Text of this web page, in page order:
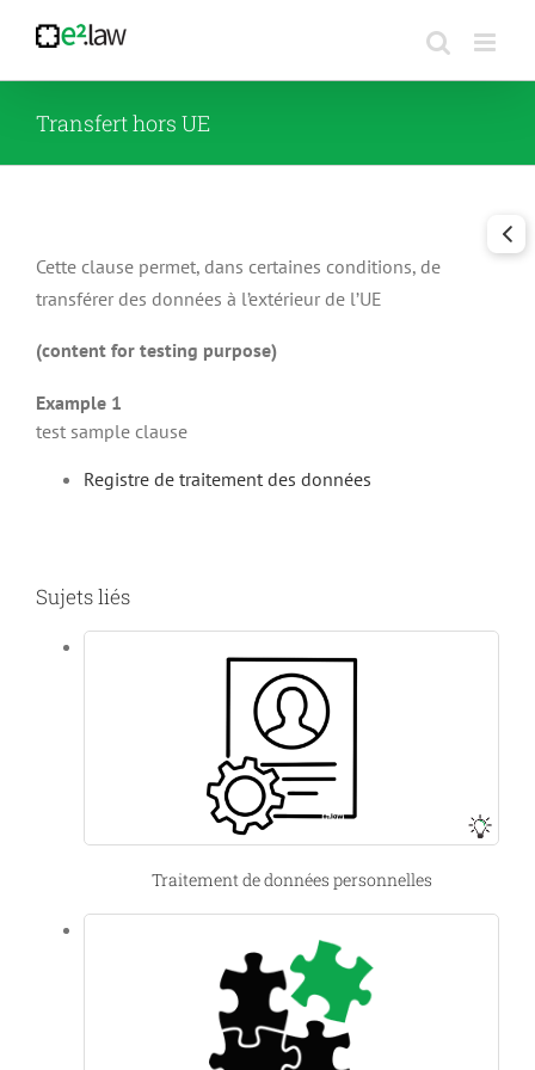
contenu
Transfert hors UE
Cette clause permet, dans certaines conditions, de
transférer des données à l’extérieur de l’UE
(content for testing purpose)
Example 1
test sample clause
Registre de traitement des données
Sujets liés
Traitement de données personnelles